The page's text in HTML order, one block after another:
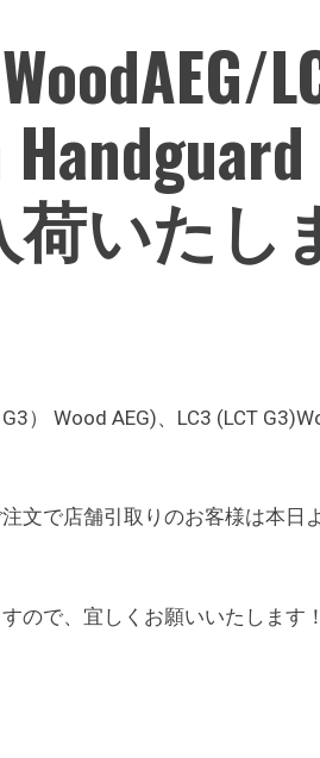
荷いたし
） Wood AEG)、LC3 (LCT
文で店舗引取りのお客様は本日
ので、宜しくお願いいたします！